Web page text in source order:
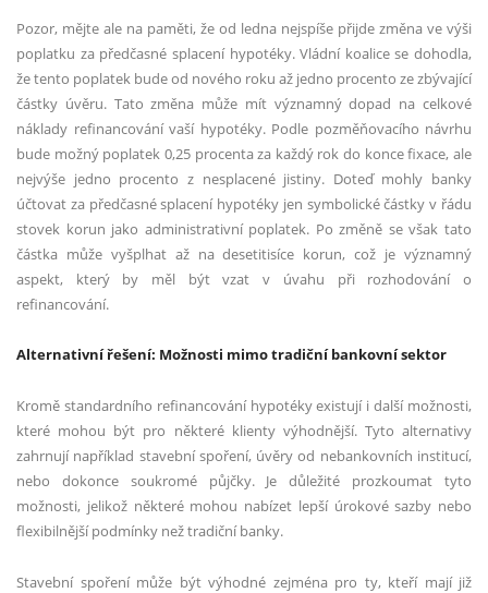
Pozor, mějte ale na paměti, že od ledna nejspíše přijde změna ve výši
poplatku za předčasné splacení hypotéky. Vládní koalice se dohodla,
že tento poplatek bude od nového roku až jedno procento ze zbývající
částky úvěru. Tato změna může mít významný dopad na celkové
náklady refinancování vaší hypotéky. Podle pozměňovacího návrhu
bude možný poplatek 0,25 procenta za každý rok do konce fixace, ale
nejvýše jedno procento z nesplacené jistiny. Doteď mohly banky
účtovat za předčasné splacení hypotéky jen symbolické částky v řádu
stovek korun jako administrativní poplatek. Po změně se však tato
částka může vyšplhat až na desetitisíce korun, což je významný
aspekt, který by měl být vzat v úvahu při rozhodování o
refinancování.
Alternativní řešení: Možnosti mimo tradiční bankovní sektor
Kromě standardního refinancování hypotéky existují i další možnosti,
které mohou být pro některé klienty výhodnější. Tyto alternativy
zahrnují například stavební spoření, úvěry od nebankovních institucí,
nebo dokonce soukromé půjčky. Je důležité prozkoumat tyto
možnosti, jelikož některé mohou nabízet lepší úrokové sazby nebo
flexibilnější podmínky než tradiční banky.
Stavební spoření může být výhodné zejména pro ty, kteří mají již